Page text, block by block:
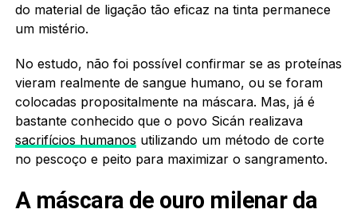
do material de ligação tão eficaz na tinta permanece
um mistério.
No estudo, não foi possível confirmar se as proteínas
vieram realmente de sangue humano, ou se foram
colocadas propositalmente na máscara. Mas, já é
bastante conhecido que o povo Sicán realizava
sacrifícios humanos utilizando um método de corte
no pescoço e peito para maximizar o sangramento.
A máscara de ouro milenar da